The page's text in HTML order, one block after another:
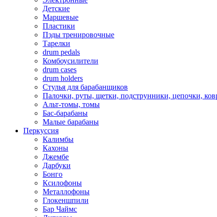
Детские
Маршевые
Пластики
Пэды тренировочные
Тарелки
drum pedals
Комбоусилители
drum cases
drum holders
Стулья для барабанщиков
Палочки, руты, щетки, подструнники, цепочки,
Альт-томы, томы
Бас-барабаны
Малые барабаны
Перкуссия
Калимбы
Кахоны
Джембе
Дарбуки
Бонго
Ксилофоны
Металлофоны
Глокеншпили
Бар Чаймс